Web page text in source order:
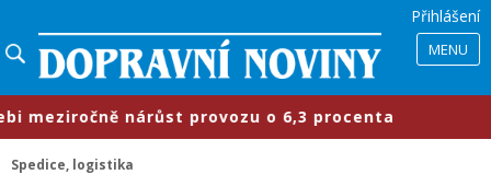
Přihlášení
MENU
nárůst provozu o 6,3 procenta
Spedice, logistika